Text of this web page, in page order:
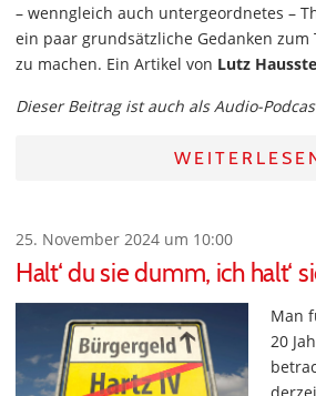
– wenngleich auch untergeordnetes –
ein paar grundsätzliche Gedanken
zu machen. Ein Artikel von Lutz
Dieser Beitrag ist auch als Audio-
25. November 2024 um 10:00
Halt‘ du sie dumm, ich halt‘
Man
20